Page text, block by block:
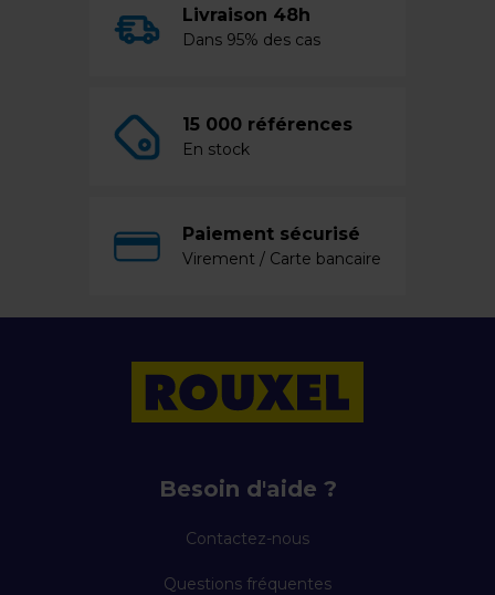
Livraison 48h
Dans 95% des cas
15 000 références
En stock
Paiement sécurisé
Virement / Carte bancaire
Besoin d'aide ?
Contactez-nous
Questions fréquentes